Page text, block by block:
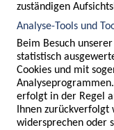
zuständigen
Analyse-Tools und
Beim Besuch
statistisch
Cookies und mit
erfolgt in der Regel
Ihnen zurückverfolgt
widersprechen oder